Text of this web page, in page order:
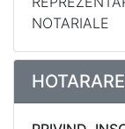
NOTARIALE